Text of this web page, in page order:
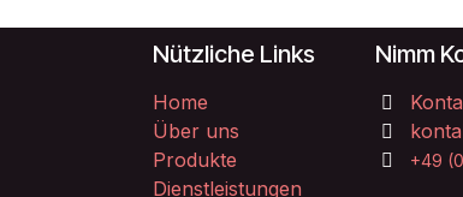
Nützliche Links
Home
Über uns
Produkte
Dienstleistungen
Nimm
+49